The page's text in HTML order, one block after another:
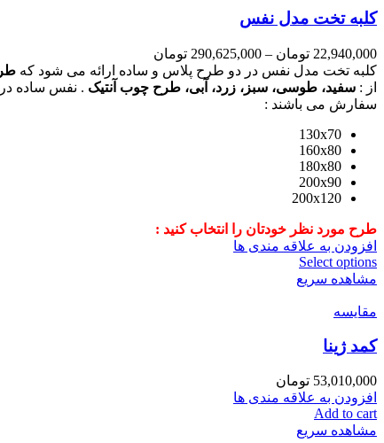
کلبه تخت مدل نفس
22,940,000 تومان –
290,625,000 تومان
کلبه تخت مدل نفس در دو طرح پلاس و ساده ارائه می شود که
از : سفید، طوسی، سبز، زرد، آبی، طرح چوب آنتیک . نفس ساده در
سفارش می باشند :
130x70
160x80
180x80
200x90
200x120
طرح مورد نظر خودتان را انتخاب کنید :
افزودن به علاقه مندی ها
Select options
مشاهده سریع
مقایسه
کمد ژینا
53,010,000 تومان
افزودن به علاقه مندی ها
Add to cart
مشاهده سریع